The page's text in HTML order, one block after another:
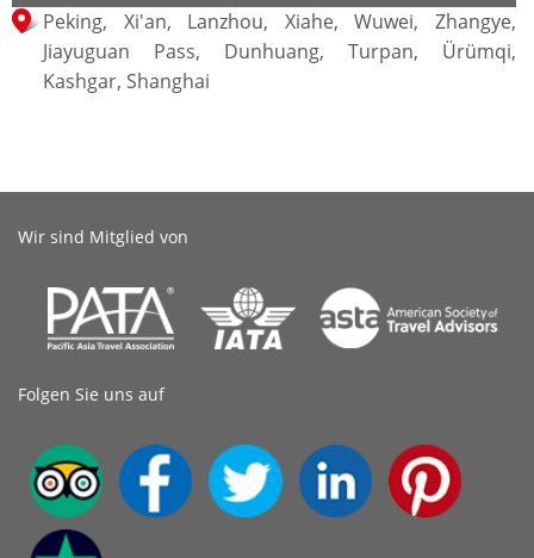
Peking, Xi'an, Lanzhou, Xiahe, Wuwei, Zhangye,
Jiayuguan Pass, Dunhuang, Turpan, Ürümqi,
Kashgar, Shanghai
Wir sind Mitglied von
Folgen Sie uns auf